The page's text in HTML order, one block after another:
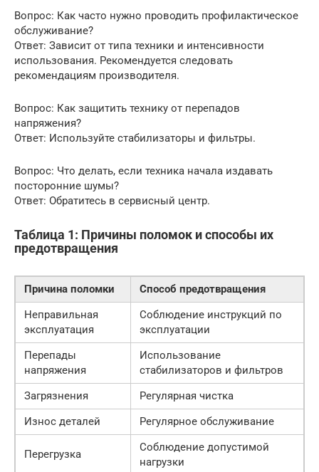
Вопрос: Как часто нужно проводить профилактическое
обслуживание?
Ответ: Зависит от типа техники и интенсивности
использования. Рекомендуется следовать
рекомендациям производителя.
Вопрос: Как защитить технику от перепадов
напряжения?
Ответ: Используйте стабилизаторы и фильтры.
Вопрос: Что делать, если техника начала издавать
посторонние шумы?
Ответ: Обратитесь в сервисный центр.
Таблица 1: Причины поломок и способы их
предотвращения
Причина поломки
Способ предотвращения
Неправильная
эксплуатация
Соблюдение инструкций по
эксплуатации
Перепады
напряжения
Использование
стабилизаторов и фильтров
Загрязнения
Регулярная чистка
Износ деталей
Регулярное обслуживание
Перегрузка
Соблюдение допустимой
нагрузки